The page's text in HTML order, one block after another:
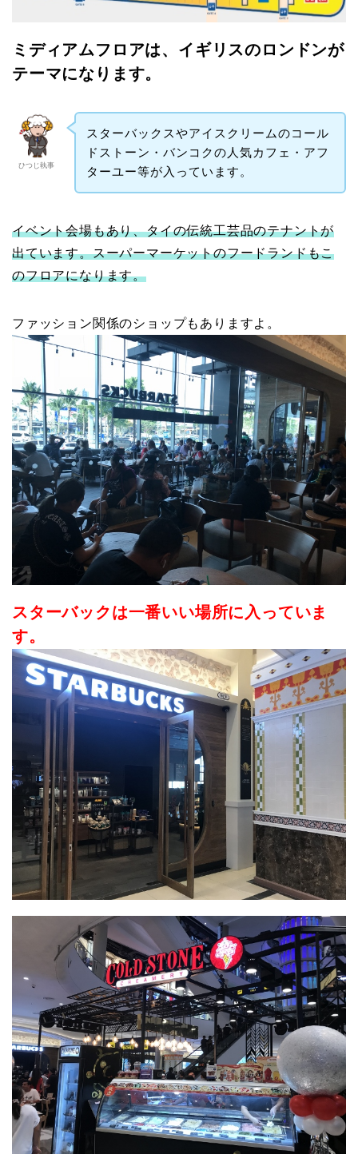
ミディアムフロアは、イギリスのロンドンが
テーマになります。
ひつじ執事
スターバックスやアイスクリームのコール
ドストーン・バンコクの人気カフェ・アフ
ターユー等が入っています。
イベント会場もあり、タイの伝統工芸品のテナントが
出ています。スーパーマーケットのフードランドもこ
のフロアになります。
ファッション関係のショップもありますよ。
スターバックは一番いい場所に入っていま
す。